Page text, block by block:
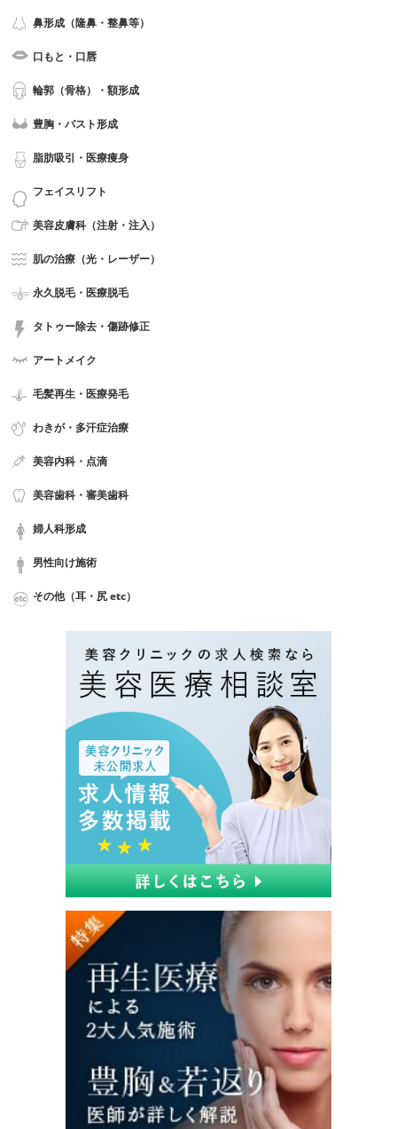
鼻形成（隆鼻・整鼻等）
口もと・口唇
輪郭（骨格）・額形成
豊胸・バスト形成
脂肪吸引・医療痩身
フェイスリフト
美容皮膚科（注射・注入）
肌の治療（光・レーザー）
永久脱毛・医療脱毛
タトゥー除去・傷跡修正
アートメイク
毛髪再生・医療発毛
わきが・多汗症治療
美容内科・点滴
美容歯科・審美歯科
婦人科形成
男性向け施術
その他（耳・尻 etc）